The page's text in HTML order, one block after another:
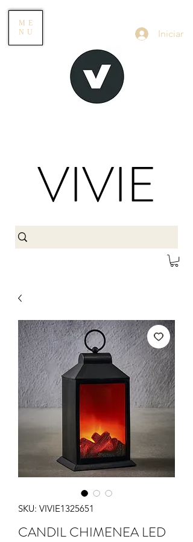
ME
NU
Iniciar
VIVIE
SKU: VIVIE1325651
CANDIL CHIMENEA LED